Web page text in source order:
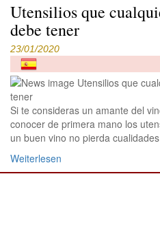
Utensilios que
debe tener
23/01/2020
Si te consideras un amante del
conocer de primera mano los
un buen vino no pierda
Weiterlesen